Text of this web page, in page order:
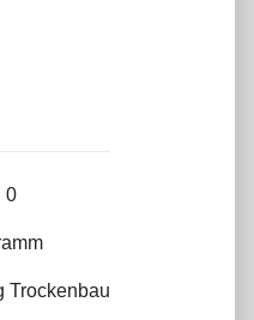
0
Trockenbau